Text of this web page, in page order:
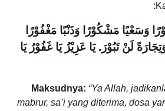
وَسَعْيًا مَشْكُوْرًا وَذَنْبًا مَغْفُوْرًا
لَنْ تَبُوْرَ. يَا عَزِيْزُ يَا غَفُوْرُ يَا
Maksudnya: “Ya Allah,
mabrur, sa’i yang diterima, dosa